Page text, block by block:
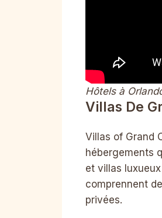
Hôtels à
Villas De
Villas of Grand
hébergements
et villas
comprennent
privées.